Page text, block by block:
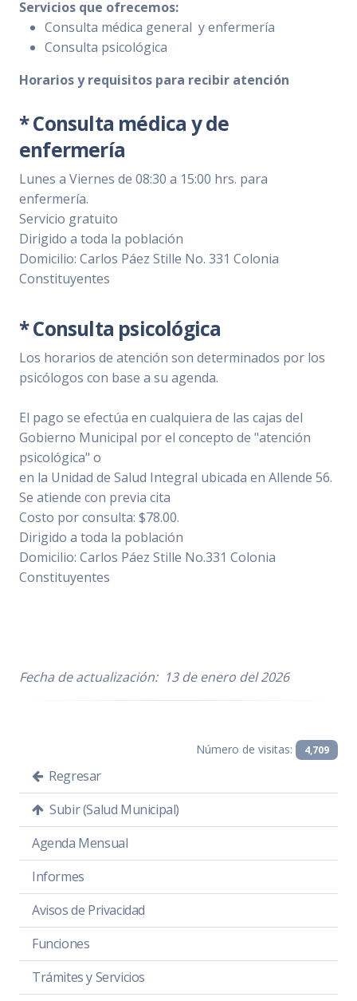
Servicios que ofrecemos:
Consulta médica general y enfermería
Consulta psicológica
Horarios y requisitos para recibir atención
* Consulta médica y de
enfermería
Lunes a Viernes de 08:30 a 15:00 hrs. para
enfermería.
Servicio gratuito
Dirigido a toda la población
Domicilio: Carlos Páez Stille No. 331 Colonia
Constituyentes
* Consulta psicológica
Los horarios de atención son determinados por los
psicólogos con base a su agenda.
El pago se efectúa en cualquiera de las cajas del
Gobierno Municipal por el concepto de "atención
psicológica" o
en la Unidad de Salud Integral ubicada en Allende 56.
Se atiende con previa cita
Costo por consulta: $78.00.
Dirigido a toda la población
Domicilio: Carlos Páez Stille No.331 Colonia
Constituyentes
Fecha de actualización: 13 de enero del 2026
Número de visitas: 4,709
Regresar
Subir (Salud Municipal)
Agenda Mensual
Informes
Avisos de Privacidad
Funciones
Trámites y Servicios